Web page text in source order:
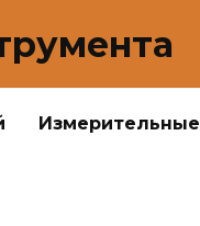
Измерительные